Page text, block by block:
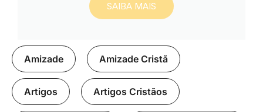
SAIBA MAIS
Amizade Amizade Cristã
Artigos Artigos Cristãos